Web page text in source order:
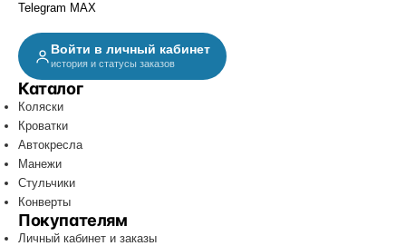
Telegram MAX
Войти в личный кабинет
история и статусы заказов
Каталог
Коляски
Кроватки
Автокресла
Манежи
Стульчики
Конверты
Покупателям
Личный кабинет и заказы